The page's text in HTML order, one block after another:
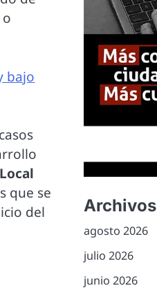
bajo
que se
del
Archivos
agosto 2026
julio 2026
junio 2026